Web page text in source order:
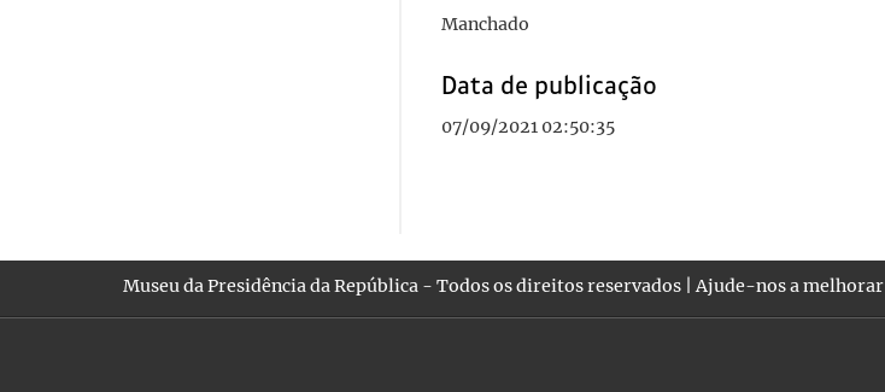
Manchado
Data de publicação
07/09/2021 02:50:35
Museu da Presidência da República - Todos os direitos reservados |Ajude-nos a melhorar